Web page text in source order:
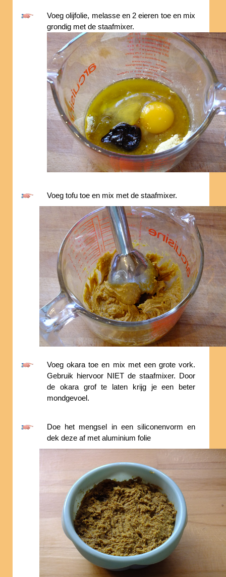
Voeg olijfolie, melasse en 2 eieren toe en mix
grondig met de staafmixer.
Voeg tofu toe en mix met de staafmixer.
Voeg okara toe en mix met een grote vork.
Gebruik hiervoor NIET de staafmixer. Door
de okara grof te laten krijg je een beter
mondgevoel.
Doe het mengsel in een siliconenvorm en
dek deze af met aluminium folie